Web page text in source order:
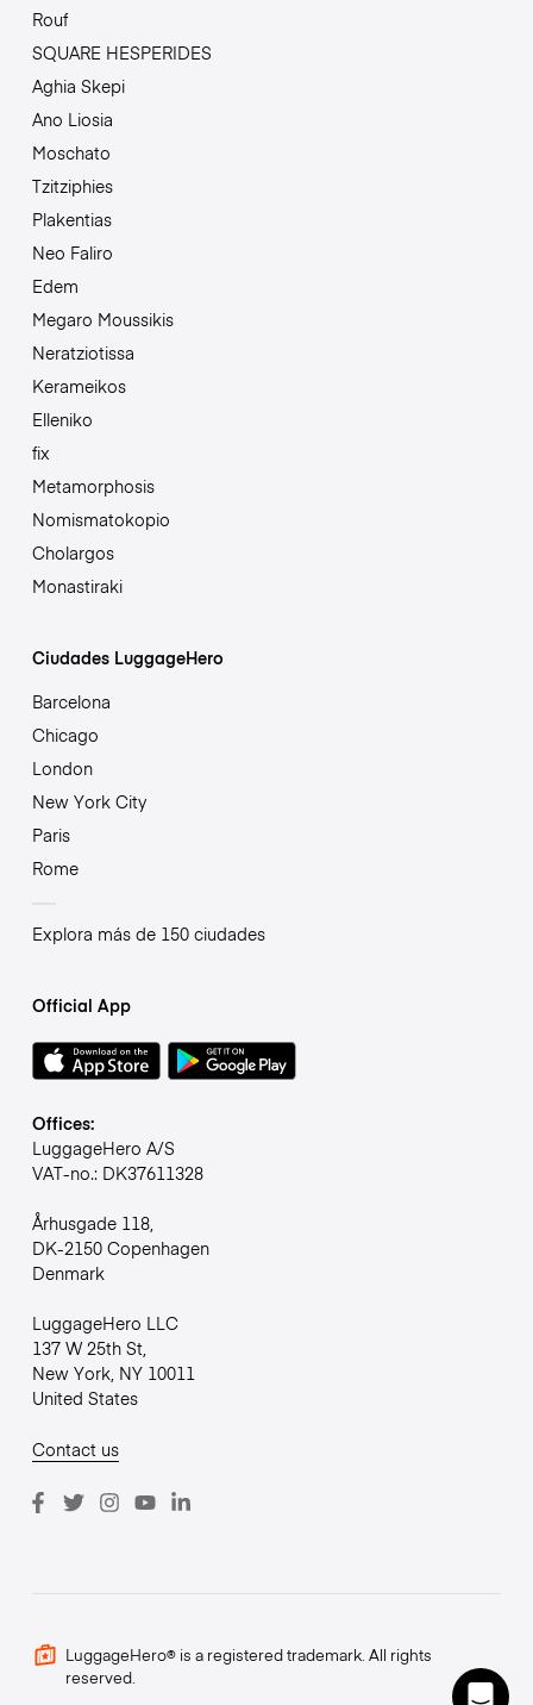
Rouf
SQUARE HESPERIDES
Aghia Skepi
Ano Liosia
Moschato
Tzitziphies
Plakentias
Neo Faliro
Edem
Megaro Moussikis
Neratziotissa
Kerameikos
Elleniko
fix
Metamorphosis
Nomismatokopio
Cholargos
Monastiraki
Ciudades LuggageHero
Barcelona
Chicago
London
New York City
Paris
Rome
Explora más de 150 ciudades
Official App
Offices:
LuggageHero A/S
VAT-no.: DK37611328
Århusgade 118,
DK-2150 Copenhagen
Denmark
LuggageHero LLC
137 W 25th St,
New York, NY 10011
United States
Contact us
LuggageHero® is a registered trademark. All rights
reserved.